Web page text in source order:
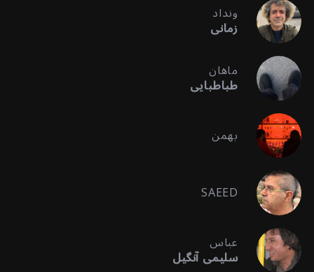
ونداد
زمانی
ماهان
طباطبایی
بهمن
SAEED
عباس
سلیمی آنگیل